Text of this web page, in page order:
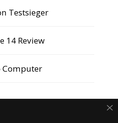
Testsieger
14 Review
Computer